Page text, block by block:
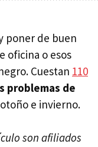
poner de buen
oficina o esos
Cuestan 110
problemas de
e invierno.
son afiliados